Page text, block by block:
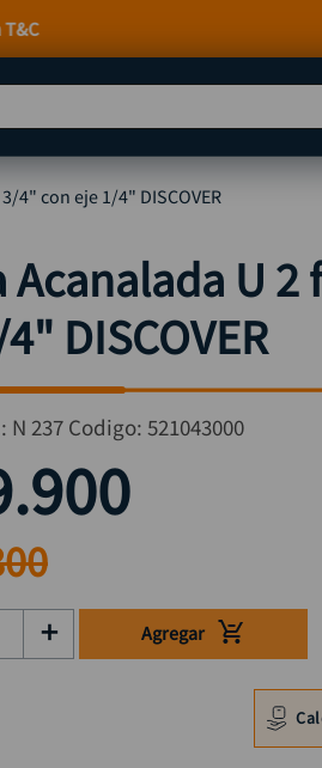
4" con eje 1/4" DISCOVER
Acanalada U
DISCOVER
: N 237 Codigo: 521043000
.900
＋ Agregar